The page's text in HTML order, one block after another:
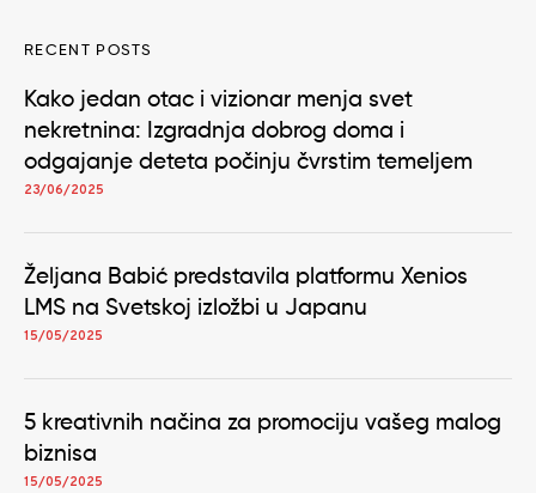
RECENT POSTS
Kako jedan otac i vizionar menja svet
nekretnina: Izgradnja dobrog doma i
odgajanje deteta počinju čvrstim temeljem
23/06/2025
Željana Babić predstavila platformu Xenios
LMS na Svetskoj izložbi u Japanu
15/05/2025
5 kreativnih načina za promociju vašeg malog
biznisa
15/05/2025